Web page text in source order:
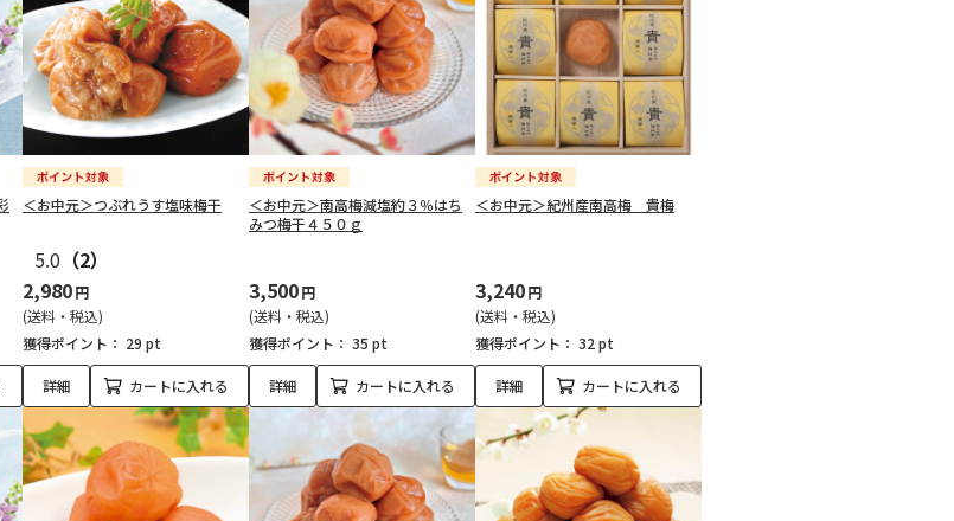
＜お中元＞つぶれうす塩味梅干
5.0 （2）
2,980円
(送料・税込)
獲得ポイント： 29 pt
詳細 カートに入れる
＜お中元＞南高梅減塩約３％はち
みつ梅干４５０ｇ
3,500円
(送料・税込)
獲得ポイント： 35 pt
詳細 カートに入れる
＜お中元＞紀州産南高梅 貴梅
3,240円
(送料・税込)
獲得ポイント： 32 pt
詳細 カートに入れる